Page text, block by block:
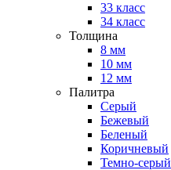
33 класс
34 класс
Толщина
8 мм
10 мм
12 мм
Палитра
Серый
Бежевый
Беленый
Коричневый
Темно-серый